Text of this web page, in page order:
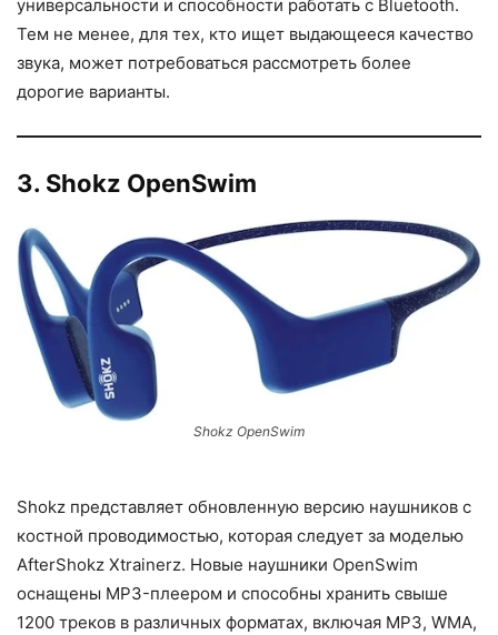
универсальности и способности работать с Bluetooth.
Тем не менее, для тех, кто ищет выдающееся качество
звука, может потребоваться рассмотреть более
дорогие варианты.
3. Shokz OpenSwim
Shokz OpenSwim
Shokz представляет обновленную версию наушников с
костной проводимостью, которая следует за моделью
AfterShokz Xtrainerz. Новые наушники OpenSwim
оснащены MP3-плеером и способны хранить свыше
1200 треков в различных форматах, включая MP3, WMA,